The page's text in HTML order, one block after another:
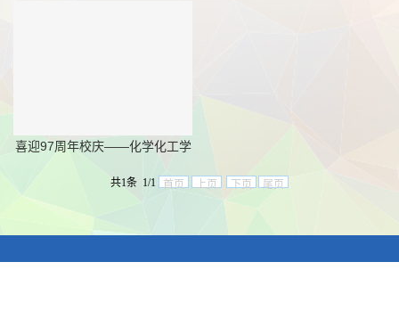
喜迎97周年校庆——化学化工学
共1条 1/1 首页 上页 下页 尾页